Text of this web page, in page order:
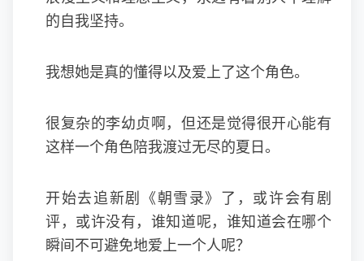
的自我坚持。
我想她是真的懂得以及爱上了这个角色。
很复杂的李幼贞啊，但还是觉得很开心能有
这样一个角色陪我渡过无尽的夏日。
开始去追新剧《朝雪录》了，或许会有剧
评，或许没有，谁知道呢，谁知道会在哪个
瞬间不可避免地爱上一个人呢？